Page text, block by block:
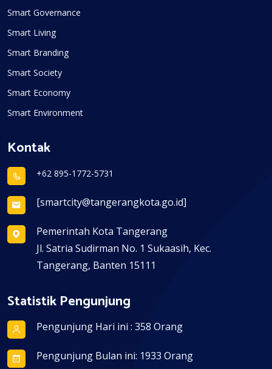
Smart Governance
Smart Living
Smart Branding
Smart Society
Smart Economy
Smart Environment
Kontak
+62 895-1772-5731
[smartcity@tangerangkota.go.id]
Pemerintah Kota Tangerang
Jl. Satria Sudirman No. 1 Sukaasih, Kec.
Tangerang, Banten 15111
Statistik Pengunjung
Pengunjung Hari ini : 358 Orang
Pengunjung Bulan ini: 1933 Orang